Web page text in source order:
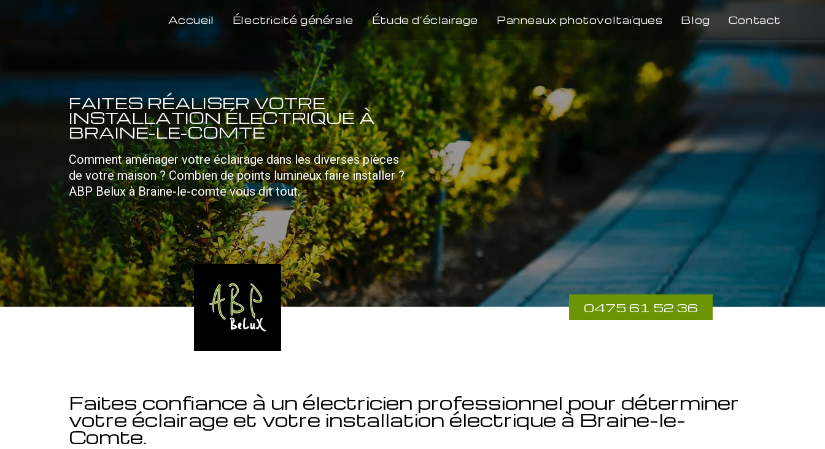
Accueil Électricité générale Étude d’éclairage Panneaux photovoltaïques Blog Contact
FAITES RÉALISER VOTRE
INSTALLATION ÉLECTRIQUE À
BRAINE-LE-COMTE
Comment aménager votre éclairage dans les diverses pièces
de votre maison ? Combien de points lumineux faire installer ?
ABP Belux à Braine-le-comte vous dit tout.
0475 61 52 36
Faites confiance à un électricien professionnel pour déterminer
votre éclairage et votre installation électrique à Braine-le-
Comte.